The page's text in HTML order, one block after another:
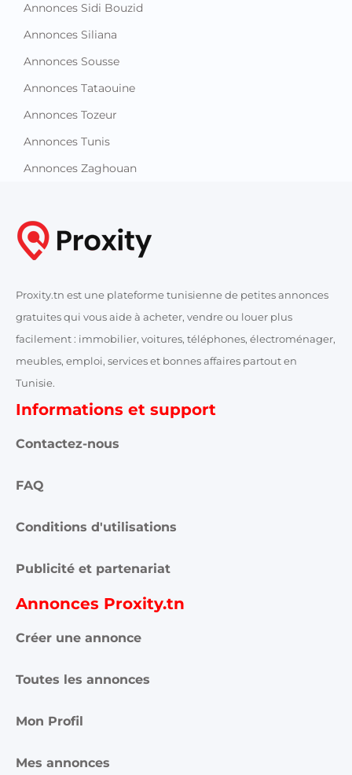
Annonces Sidi Bouzid
Annonces Siliana
Annonces Sousse
Annonces Tataouine
Annonces Tozeur
Annonces Tunis
Annonces Zaghouan
Proxity.tn est une plateforme tunisienne de petites annonces
gratuites qui vous aide à acheter, vendre ou louer plus
facilement : immobilier, voitures, téléphones, électroménager,
meubles, emploi, services et bonnes affaires partout en
Tunisie.
Informations et support
Contactez-nous
FAQ
Conditions d'utilisations
Publicité et partenariat
Annonces Proxity.tn
Créer une annonce
Toutes les annonces
Mon Profil
Mes annonces